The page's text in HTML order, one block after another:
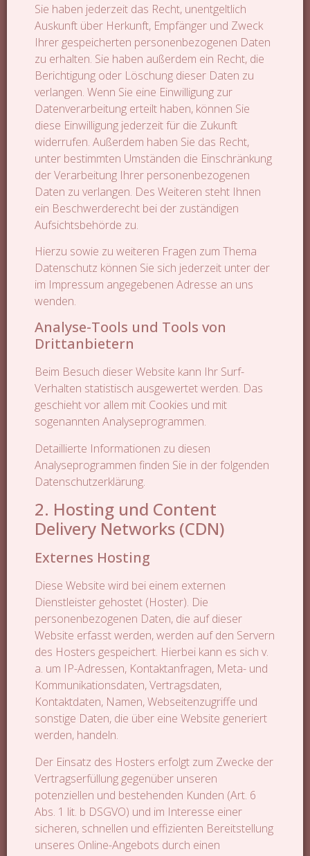
Sie haben jederzeit das Recht, unentgeltlich
Auskunft über Herkunft, Empfänger und Zweck
Ihrer gespeicherten personenbezogenen Daten
zu erhalten. Sie haben außerdem ein Recht, die
Berichtigung oder Löschung dieser Daten zu
verlangen. Wenn Sie eine Einwilligung zur
Datenverarbeitung erteilt haben, können Sie
diese Einwilligung jederzeit für die Zukunft
widerrufen. Außerdem haben Sie das Recht,
unter bestimmten Umständen die Einschränkung
der Verarbeitung Ihrer personenbezogenen
Daten zu verlangen. Des Weiteren steht Ihnen
ein Beschwerderecht bei der zuständigen
Aufsichtsbehörde zu.
Hierzu sowie zu weiteren Fragen zum Thema
Datenschutz können Sie sich jederzeit unter der
im Impressum angegebenen Adresse an uns
wenden.
Analyse-Tools und Tools von
Drittanbietern
Beim Besuch dieser Website kann Ihr Surf-
Verhalten statistisch ausgewertet werden. Das
geschieht vor allem mit Cookies und mit
sogenannten Analyseprogrammen.
Detaillierte Informationen zu diesen
Analyseprogrammen finden Sie in der folgenden
Datenschutzerklärung.
2. Hosting und Content
Delivery Networks (CDN)
Externes Hosting
Diese Website wird bei einem externen
Dienstleister gehostet (Hoster). Die
personenbezogenen Daten, die auf dieser
Website erfasst werden, werden auf den Servern
des Hosters gespeichert. Hierbei kann es sich v.
a. um IP-Adressen, Kontaktanfragen, Meta- und
Kommunikationsdaten, Vertragsdaten,
Kontaktdaten, Namen, Webseitenzugriffe und
sonstige Daten, die über eine Website generiert
werden, handeln.
Der Einsatz des Hosters erfolgt zum Zwecke der
Vertragserfüllung gegenüber unseren
potenziellen und bestehenden Kunden (Art. 6
Abs. 1 lit. b DSGVO) und im Interesse einer
sicheren, schnellen und effizienten Bereitstellung
unseres Online-Angebots durch einen